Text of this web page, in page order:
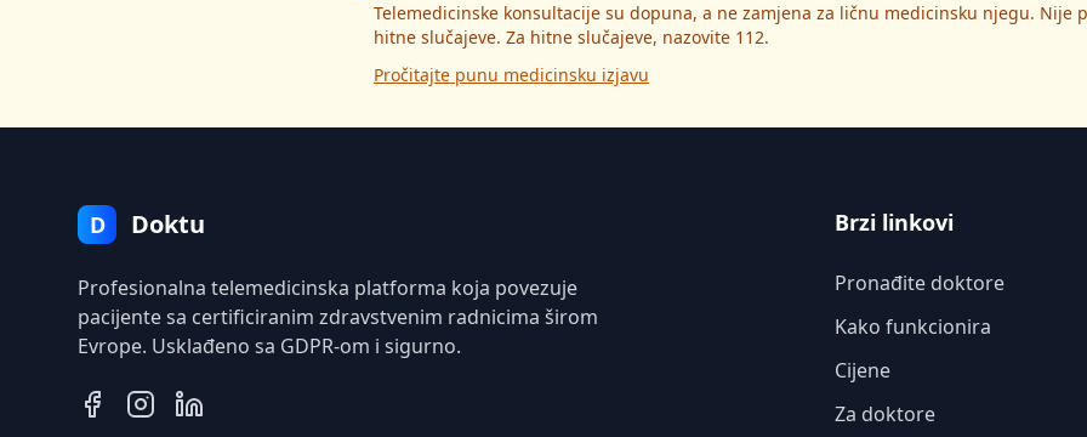
Telemedicinske konsultacije su dopuna, a ne zamjena za ličnu medicinsku njegu. Nije
hitne slučajeve. Za hitne slučajeve, nazovite 112.
Pročitajte punu medicinsku izjavu
D Doktu
Profesionalna telemedicinska platforma koja povezuje
pacijente sa certificiranim zdravstvenim radnicima širom
Evrope. Usklađeno sa GDPR-om i sigurno.
Brzi linkovi
Pronađite doktore
Kako funkcionira
Cijene
Za doktore